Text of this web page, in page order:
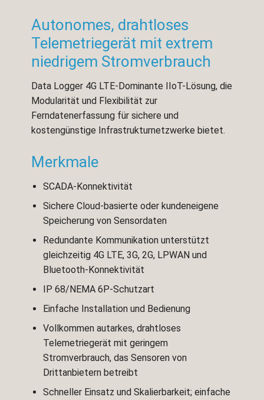
Autonomes, drahtloses
Telemetriegerät mit extrem
niedrigem Stromverbrauch
Data Logger 4G LTE-Dominante IIoT-Lösung, die
Modularität und Flexibilität zur
Ferndatenerfassung für sichere und
kostengünstige Infrastrukturnetzwerke bietet.
Merkmale
SCADA-Konnektivität
Sichere Cloud-basierte oder kundeneigene
Speicherung von Sensordaten
Redundante Kommunikation unterstützt
gleichzeitig 4G LTE, 3G, 2G, LPWAN und
Bluetooth-Konnektivität
IP 68/NEMA 6P-Schutzart
Einfache Installation und Bedienung
Vollkommen autarkes, drahtloses
Telemetriegerät mit geringem
Stromverbrauch, das Sensoren von
Drittanbietern betreibt
Schneller Einsatz und Skalierbarkeit; einfache